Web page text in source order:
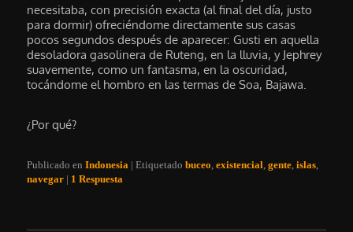
necesitaba, con precisión exacta (al final del día, justo
para dormir) ofreciéndome directamente sus casas
pocos segundos después de aparecer: Gusti en aquella
desoladora gasolinera de Ruteng, en la lluvia, y Jephrey
suavemente, como un fantasma, en la oscuridad,
tocándome el hombro en las termas de Soa, Bajawa.
¿Por qué?
Publicado en Indonesia |Etiquetado buceo ,existencial ,gente ,islas
navegar | 1 Respuesta